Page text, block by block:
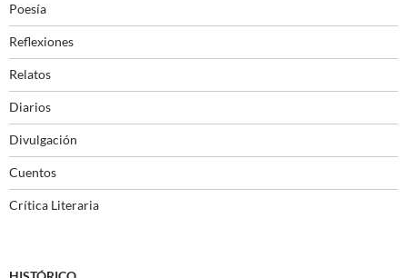
Poesía
Reflexiones
Relatos
Diarios
Divulgación
Cuentos
Crítica Literaria